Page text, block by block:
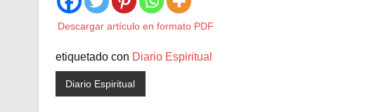
Descargar artículo en formato PDF
etiquetado con Diario Espiritual
Diario Espiritual